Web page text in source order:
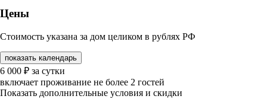
Цены
Стоимость указана за дом целиком в рублях РФ
показать календарь
6 000 ₽ за сутки
включает проживание не более 2 гостей
Показать дополнительные условия и скидки